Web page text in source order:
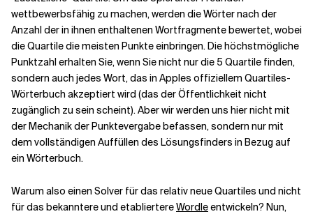
wettbewerbsfähig zu machen, werden die Wörter nach der
Anzahl der in ihnen enthaltenen Wortfragmente bewertet, wobei
die Quartile die meisten Punkte einbringen. Die höchstmögliche
Punktzahl erhalten Sie, wenn Sie nicht nur die 5 Quartile finden,
sondern auch jedes Wort, das in Apples offiziellem Quartiles-
Wörterbuch akzeptiert wird (das der Öffentlichkeit nicht
zugänglich zu sein scheint). Aber wir werden uns hier nicht mit
der Mechanik der Punktevergabe befassen, sondern nur mit
dem vollständigen Auffüllen des Lösungsfinders in Bezug auf
ein Wörterbuch.
Warum also einen Solver für das relativ neue Quartiles und nicht
für das bekanntere und etabliertereWordleentwickeln? Nun,